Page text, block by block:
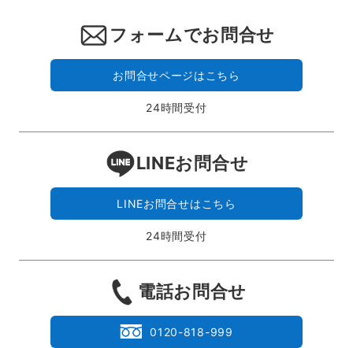
フォームでお問合せ
お問合せページはこちら
24時間受付
LINEお問合せ
LINEお問合せはこちら
24時間受付
電話お問合せ
0120-818-999